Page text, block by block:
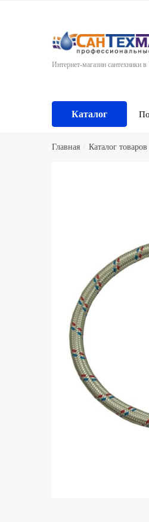
Интернет-магазин сантехники
Каталог
Главная Каталог товаров